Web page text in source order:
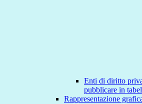
Enti di diritto
pubblicare in
Rappresentazione